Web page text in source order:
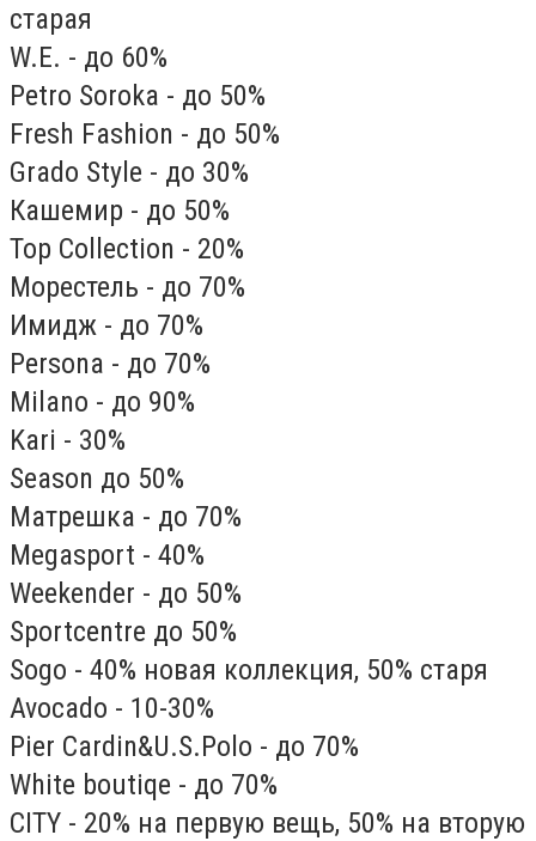
старая
W.E. - до 60%
Petro Soroka - до 50%
Fresh Fashion - до 50%
Grado Style - до 30%
Кашемир - до 50%
Top Collection - 20%
Морестель - до 70%
Имидж - до 70%
Persona - до 70%
Milano - до 90%
Kari - 30%
Season до 50%
Матрешка - до 70%
Megasport - 40%
Weekender - до 50%
Sportcentre до 50%
Sogo - 40% новая коллекция, 50% старя
Avocado - 10-30%
Pier Cardin&U.S.Polo - до 70%
White boutiqe - до 70%
CITY - 20% на первую вещь, 50% на вторую